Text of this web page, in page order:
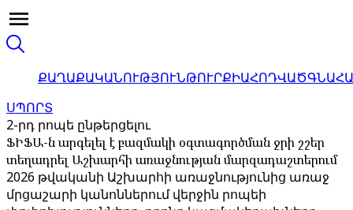
ՔԱՂԱՔԱԿԱՆՈՒԹՅՈՒՆԹՈՒՐՔԻԱՀՈԴՎԱԾ
ՍՊՈՐՏ
2-րդ րոպե ընթերցելու
ՖԻՖԱ-ն արգելել է բազմակի օգտագործման ջրի շշեր
տեղադրել Աշխարհի առաջնության մարզադաշտերում
2026 թվականի Աշխարհի առաջնությունից առաջ
մրցաշարի կանոններում վերջին րոպեի